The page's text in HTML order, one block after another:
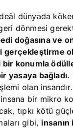
dünyada
dönmesi
doğasına ve
gerçekleştirme
bir konumla
yasaya bağladı.
olan
bir mikro
tıpkı kötü
gibi,